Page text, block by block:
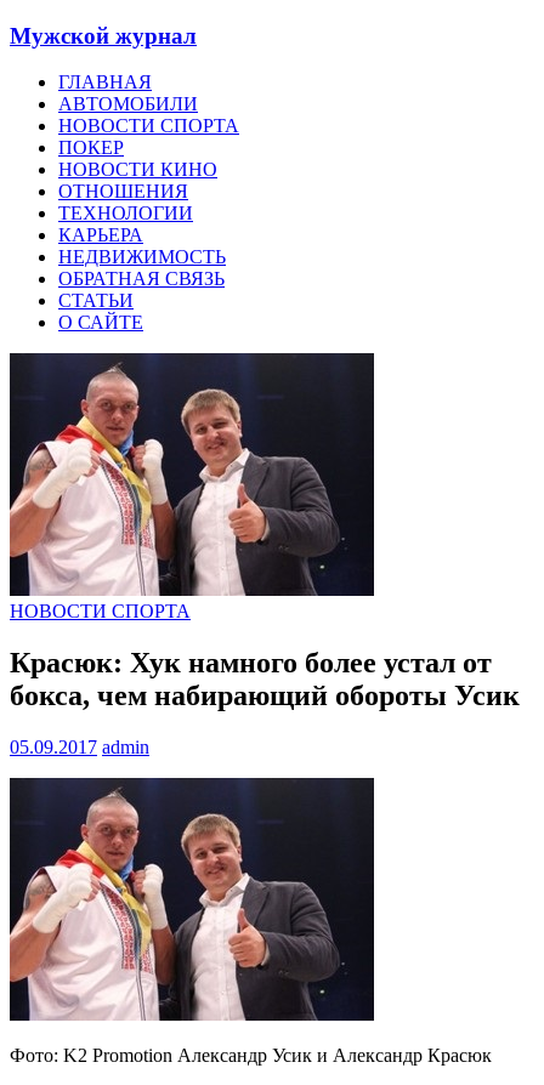
Мужской журнал
ГЛАВНАЯ
АВТОМОБИЛИ
НОВОСТИ СПОРТА
ПОКЕР
НОВОСТИ КИНО
ОТНОШЕНИЯ
ТЕХНОЛОГИИ
КАРЬЕРА
НЕДВИЖИМОСТЬ
ОБРАТНАЯ СВЯЗЬ
СТАТЬИ
О САЙТЕ
НОВОСТИ СПОРТА
Красюк: Хук намного более устал от
бокса, чем набирающий обороты Усик
05.09.2017 admin
Фото: K2 Promotion Александр Усик и Александр Красюк